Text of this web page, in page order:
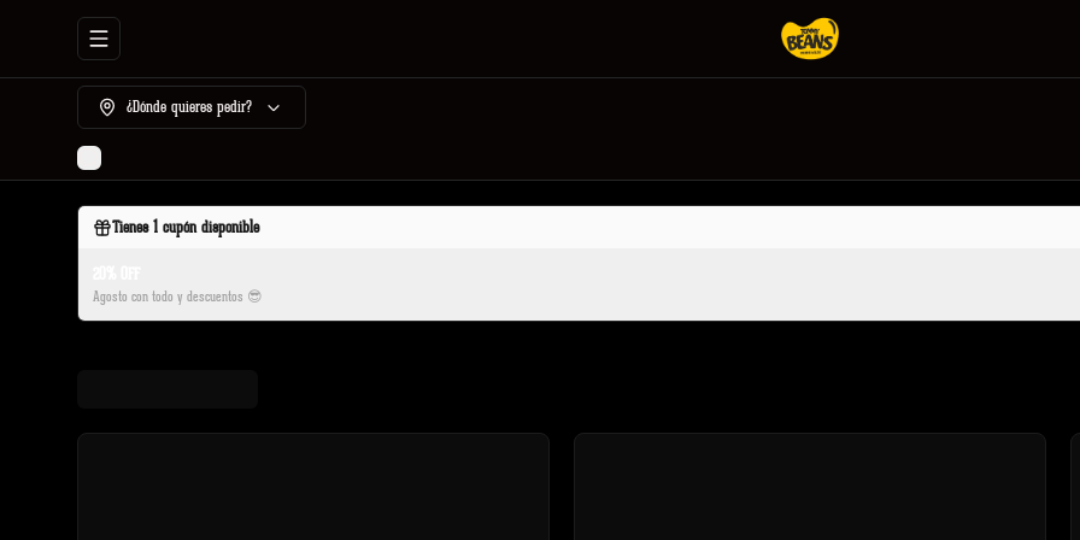
Abrir menu de navegación
¿Dónde quieres pedir?
Tienes1 cupón disponible
Agosto con todo y descuentos 😎